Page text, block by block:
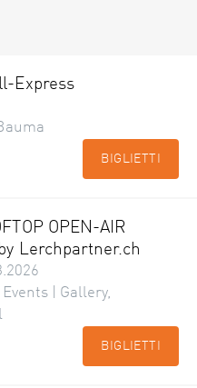
Express
BIGLIETTI
OPEN-AIR
Lerchpartner.ch
| Gallery,
BIGLIETTI